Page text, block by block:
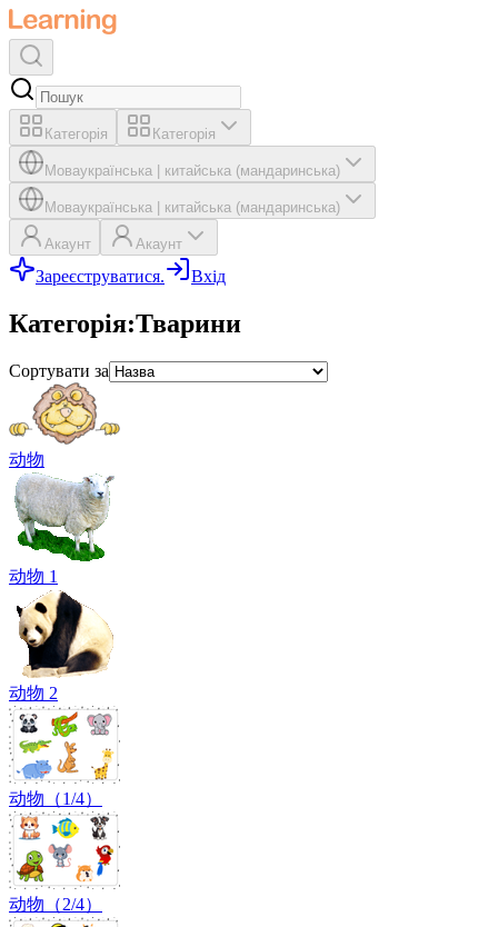
Категорія Категорія
Моваукраїнська китайська (мандаринська)
Моваукраїнська китайська (мандаринська)
Акаунт Акаунт
Зареєструватися. Вхід
Категорія:Тварини
Сортувати за
动物
动物 1
动物 2
动物（1/4）
动物（2/4）